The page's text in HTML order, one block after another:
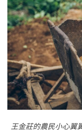
王金莊的農民小心翼